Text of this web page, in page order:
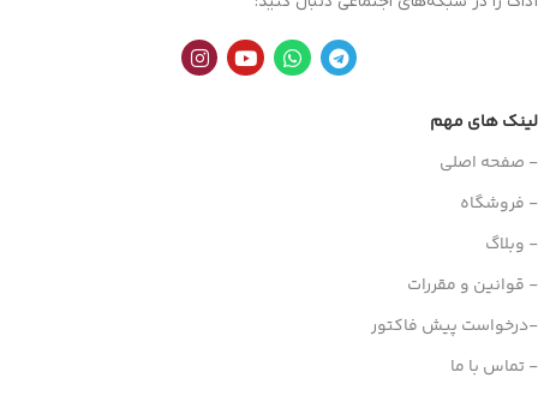
لینک های مهم
- صفحه اصلی
- فروشگاه
- وبلاگ
- قوانین و مقررات
-درخواست پیش فاکتور
- تماس با ما